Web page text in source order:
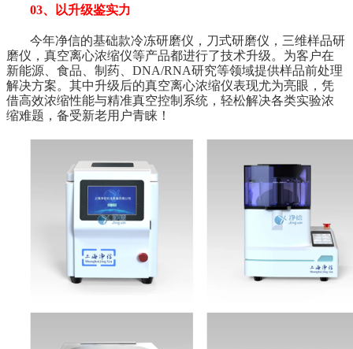
03、以升级鉴实力
今年净信的基础款冷冻研磨仪，刀式研磨仪，三维样品研
磨仪，真空离心浓缩仪等产品都进行了技术升级。为客户在
新能源、食品、制药、DNA/RNA研究等领域提供样品前处理
解决方案。其中升级后的真空离心浓缩仪表现尤为亮眼，凭
借高效浓缩性能与精准真空控制系统，轻松解决各类实验浓
缩难题，备受新老用户青睐！